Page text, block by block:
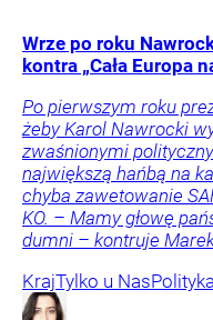
Wrze po roku
kontra „Cała Europa
Po pierwszym roku
żeby Karol Nawrocki
zwaśnionymi
największą hańbą na
chyba zawetowanie
KO. – Mamy głowę
dumni – kontruje
KrajTylko u NasPolityka